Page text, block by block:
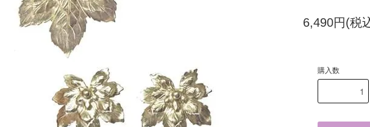
6,490円(税
購入数